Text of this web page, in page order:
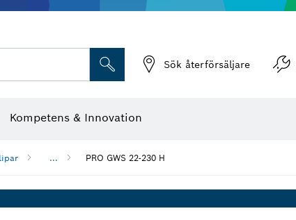
Sök återförsäljare
Kompetens & Innovation
... PRO GWS 22-230 H